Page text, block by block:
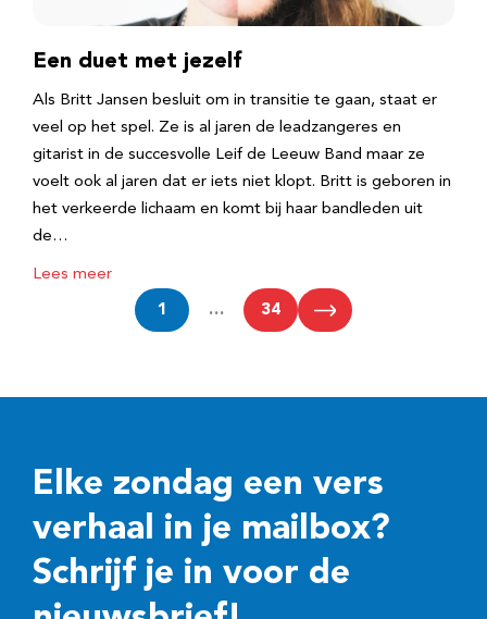
Een duet met jezelf
Als Britt Jansen besluit om in transitie te gaan, staat er
veel op het spel. Ze is al jaren de leadzangeres en
gitarist in de succesvolle Leif de Leeuw Band maar ze
voelt ook al jaren dat er iets niet klopt. Britt is geboren in
het verkeerde lichaam en komt bij haar bandleden uit
de…
Lees meer
1 … 34
Elke zondag een vers
verhaal in je mailbox?
Schrijf je in voor de